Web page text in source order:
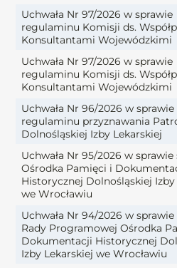
Uchwała Nr 97/2026 w sprawie
regulaminu Komisji ds.
Konsultantami Wojewódzkimi
Uchwała Nr 97/2026 w sprawie
regulaminu Komisji ds.
Konsultantami Wojewódzkimi
Uchwała Nr 96/2026 w sprawie
regulaminu przyznawania
Dolnośląskiej Izby Lekarskiej
Uchwała Nr 95/2026 w sprawie
Ośrodka Pamięci i
Historycznej Dolnośląskiej Izby
we Wrocławiu
Uchwała Nr 94/2026 w sprawie
Rady Programowej Ośrodka
Dokumentacji Historycznej
Izby Lekarskiej we Wrocławiu